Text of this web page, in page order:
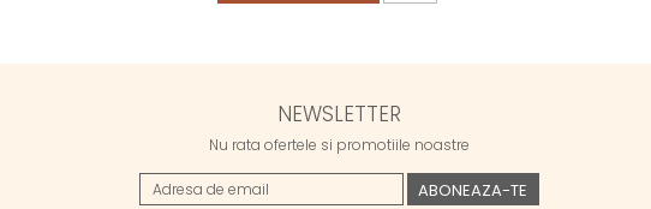
NEWSLETTER
Nu rata ofertele si promotiile noastre